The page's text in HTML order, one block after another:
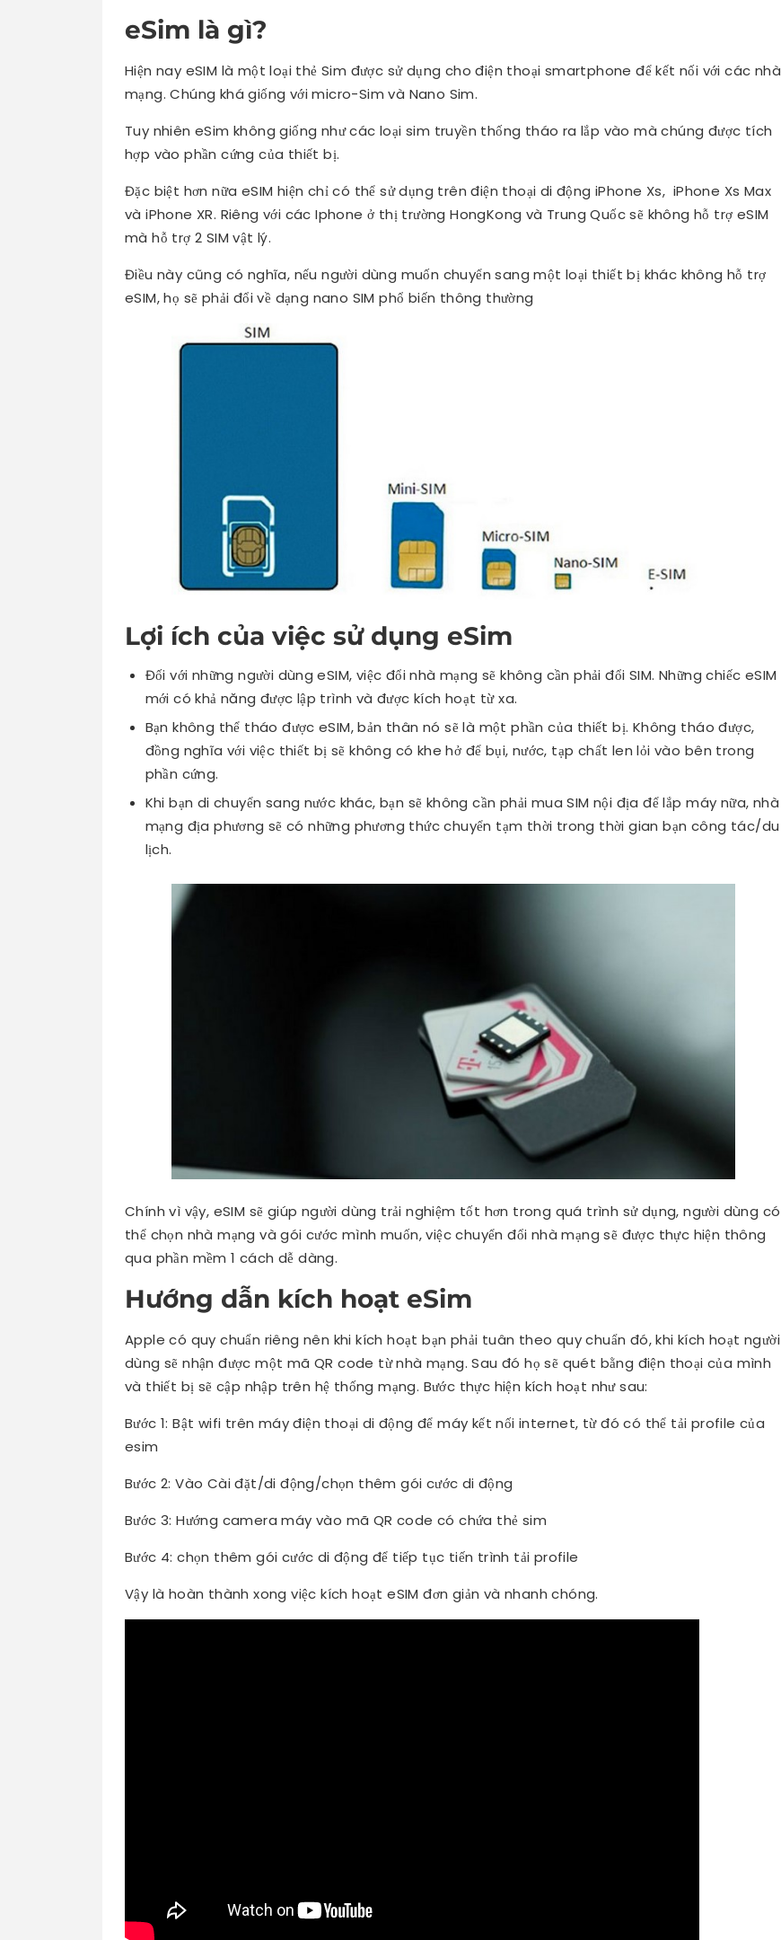
eSim là gì?
Hiện nay eSIM là một loại thẻ Sim được sử dụng cho điện thoại smartphone để kết nối với các nhà
mạng. Chúng khá giống với micro-Sim và Nano Sim.
Tuy nhiên eSim không giống như các loại sim truyền thống tháo ra lắp vào mà chúng được tích
hợp vào phần cứng của thiết bị.
Đặc biệt hơn nữa eSIM hiện chỉ có thể sử dụng trên điện thoại di động iPhone Xs, iPhone Xs Max
và iPhone XR. Riêng với các Iphone ở thị trường HongKong và Trung Quốc sẽ không hỗ trợ eSIM
mà hỗ trợ 2 SIM vật lý.
Điều này cũng có nghĩa, nếu người dùng muốn chuyển sang một loại thiết bị khác không hỗ trợ
eSIM, họ sẽ phải đổi về dạng nano SIM phổ biến thông thường
Lợi ích của việc sử dụng eSim
Đối với những người dùng eSIM, việc đổi nhà mạng sẽ không cần phải đổi SIM. Những chiếc eSIM
mới có khả năng được lập trình và được kích hoạt từ xa.
Bạn không thể tháo được eSIM, bản thân nó sẽ là một phần của thiết bị. Không tháo được,
đồng nghĩa với việc thiết bị sẽ không có khe hở để bụi, nước, tạp chất len lỏi vào bên trong
phần cứng.
Khi bạn di chuyển sang nước khác, bạn sẽ không cần phải mua SIM nội địa để lắp máy nữa, nhà
mạng địa phương sẽ có những phương thức chuyển tạm thời trong thời gian bạn công tác/du
lịch.
Chính vì vậy, eSIM sẽ giúp người dùng trải nghiệm tốt hơn trong quá trình sử dụng, người dùng có
thể chọn nhà mạng và gói cước mình muốn, việc chuyển đổi nhà mạng sẽ được thực hiện thông
qua phần mềm 1 cách dễ dàng.
Hướng dẫn kích hoạt eSim
Apple có quy chuẩn riêng nên khi kích hoạt bạn phải tuân theo quy chuẩn đó, khi kích hoạt người
dùng sẽ nhận được một mã QR code từ nhà mạng. Sau đó họ sẽ quét bằng điện thoại của mình
và thiết bị sẽ cập nhập trên hệ thống mạng. Bước thực hiện kích hoạt như sau:
Bước 1: Bật wifi trên máy điện thoại di động để máy kết nối internet, từ đó có thể tải profile của
esim
Bước 2: Vào Cài đặt/di động/chọn thêm gói cước di động
Bước 3: Hướng camera máy vào mã QR code có chứa thẻ sim
Bước 4: chọn thêm gói cước di động để tiếp tục tiến trình tải profile
Vậy là hoàn thành xong việc kích hoạt eSIM đơn giản và nhanh chóng.